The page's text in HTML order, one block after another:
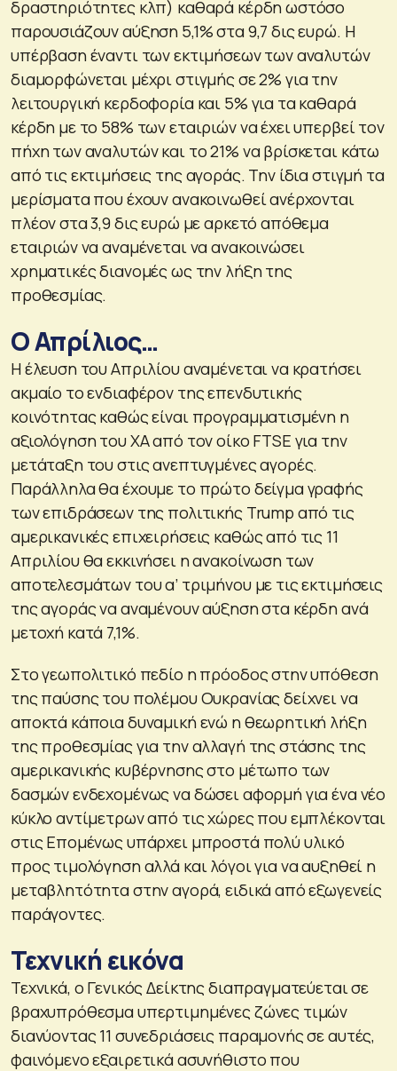
δραστηριότητες κλπ) καθαρά κέρδη ωστόσο
παρουσιάζουν αύξηση 5,1% στα 9,7 δις ευρώ. Η
υπέρβαση έναντι των εκτιμήσεων των αναλυτών
διαμορφώνεται μέχρι στιγμής σε 2% για την
λειτουργική κερδοφορία και 5% για τα καθαρά
κέρδη με το 58% των εταιριών να έχει υπερβεί τον
πήχη των αναλυτών και το 21% να βρίσκεται κάτω
από τις εκτιμήσεις της αγοράς. Την ίδια στιγμή τα
μερίσματα που έχουν ανακοινωθεί ανέρχονται
πλέον στα 3,9 δις ευρώ με αρκετό απόθεμα
εταιριών να αναμένεται να ανακοινώσει
χρηματικές διανομές ως την λήξη της
προθεσμίας.
Ο Απρίλιος…
Η έλευση του Απριλίου αναμένεται να κρατήσει
ακμαίο το ενδιαφέρον της επενδυτικής
κοινότητας καθώς είναι προγραμματισμένη η
αξιολόγηση του ΧΑ από τον οίκο FTSE για την
μετάταξη του στις ανεπτυγμένες αγορές.
Παράλληλα θα έχουμε το πρώτο δείγμα γραφής
των επιδράσεων της πολιτικής Trump από τις
αμερικανικές επιχειρήσεις καθώς από τις 11
Απριλίου θα εκκινήσει η ανακοίνωση των
αποτελεσμάτων του α’ τριμήνου με τις εκτιμήσεις
της αγοράς να αναμένουν αύξηση στα κέρδη ανά
μετοχή κατά 7,1%.
Στο γεωπολιτικό πεδίο η πρόοδος στην υπόθεση
της παύσης του πολέμου Ουκρανίας δείχνει να
αποκτά κάποια δυναμική ενώ η θεωρητική λήξη
της προθεσμίας για την αλλαγή της στάσης της
αμερικανικής κυβέρνησης στο μέτωπο των
δασμών ενδεχομένως να δώσει αφορμή για ένα νέο
κύκλο αντίμετρων από τις χώρες που εμπλέκονται
στις Επομένως υπάρχει μπροστά πολύ υλικό
προς τιμολόγηση αλλά και λόγοι για να αυξηθεί η
μεταβλητότητα στην αγορά, ειδικά από εξωγενείς
παράγοντες.
Τεχνική εικόνα
Τεχνικά, ο Γενικός Δείκτης διαπραγματεύεται σε
βραχυπρόθεσμα υπερτιμημένες ζώνες τιμών
διανύοντας 11 συνεδριάσεις παραμονής σε αυτές,
φαινόμενο εξαιρετικά ασυνήθιστο που